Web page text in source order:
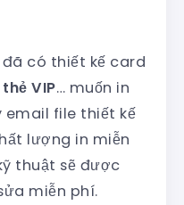
có thiết kế card
thẻ VIP… muốn in
email file thiết kế
lượng in miễn
thuật sẽ được
miễn phí.